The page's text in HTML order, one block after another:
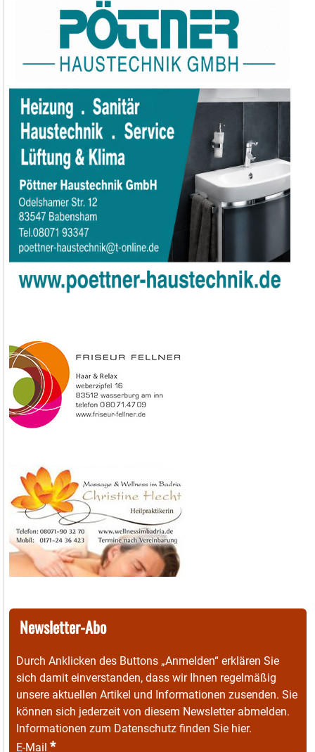
Newsletter-Abo
Durch Anklicken des Buttons „Anmelden“ erklären Sie
sich damit einverstanden, dass wir Ihnen regelmäßig
unsere aktuellen Artikel und Informationen zusenden. Sie
können sich jederzeit von diesem Newsletter abmelden.
Informationen zum Datenschutz finden Sie hier.
E-Mail *